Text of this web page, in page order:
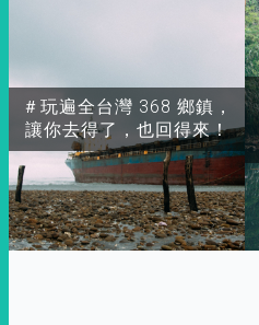
＃玩遍全台灣 368 鄉鎮，
讓你去得了，也回得來！